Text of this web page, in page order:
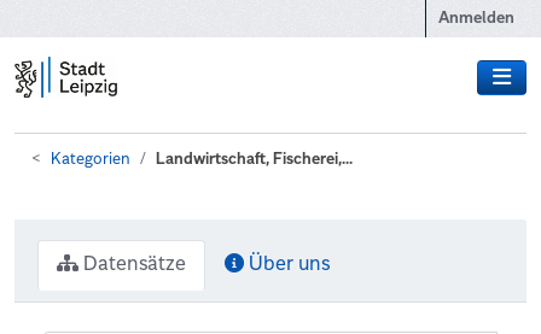
Anmelden
Kategorien Landwirtschaft, Fischerei,...
Datensätze Über uns